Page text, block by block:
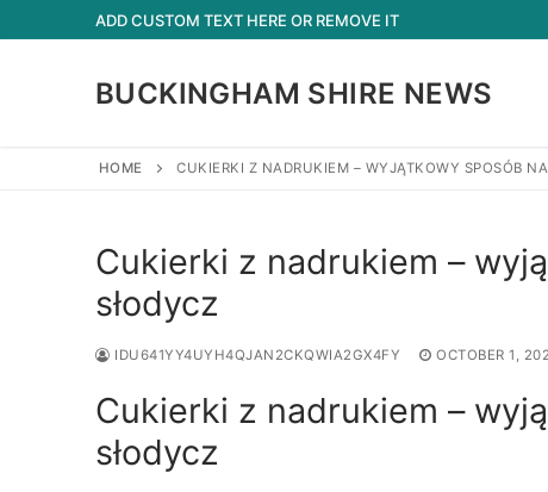
to
ADD CUSTOM TEXT HERE OR REMOVE IT
BUCKINGHAM SHIRE NEWS
HOME CUKIERKI Z NADRUKIEM – WYJĄTKOWY SPOSÓB
Cukierki z nadrukiem –
słodycz
IDU641YY4UYH4QJAN2CKQWIA2GX4FY OCTOBER 1,
Cukierki z nadrukiem –
słodycz